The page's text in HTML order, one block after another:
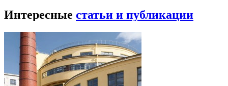
Интересные статьи и публикации